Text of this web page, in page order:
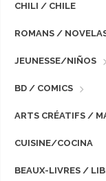
CHILI / CHILE
ROMANS /
JEUNESSE/NIÑOS
BD / COMICS
ARTS CRÉATIFS /
CUISINE/COCINA
BEAUX-LIVRES /